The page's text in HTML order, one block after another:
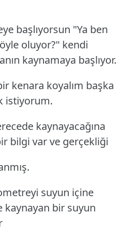
başlıyorsun "Ya ben
oluyor?" kendi
kaynamaya başlıyor.
kenara koyalım başka
istiyorum.
kaynayacağına
bilgi var ve gerçekliği
suyun içine
bir suyun